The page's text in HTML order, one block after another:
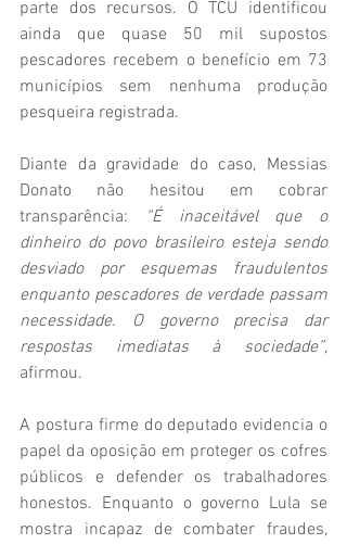
parte dos recursos. O TCU identificou
ainda que quase 50 mil supostos
pescadores recebem o benefício em 73
municípios sem nenhuma produção
pesqueira registrada.
Diante da gravidade do caso, Messias
Donato não hesitou em cobrar
transparência:
“É inaceitável que o
dinheiro do povo brasileiro esteja sendo
desviado por esquemas fraudulentos
enquanto pescadores de verdade passam
necessidade. O governo precisa dar
respostas imediatas à sociedade”,
afirmou.
A postura firme do deputado evidencia o
papel da oposição em proteger os cofres
públicos e defender os trabalhadores
honestos. Enquanto o governo Lula se
mostra incapaz de combater fraudes,